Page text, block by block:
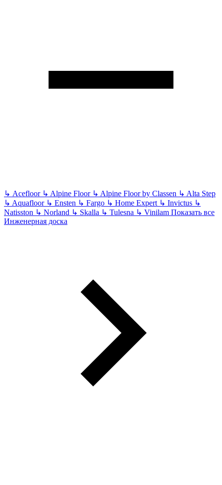
↳ Acefloor ↳ Alpine Floor ↳ Alpine Floor by Classen ↳ Alta Step
↳ Aquafloor ↳ Ensten ↳ Fargo ↳ Home Expert ↳ Invictus ↳
Natisston ↳ Norland ↳ Skalla ↳ Tulesna ↳ Vinilam Показать все
Инженерная доска